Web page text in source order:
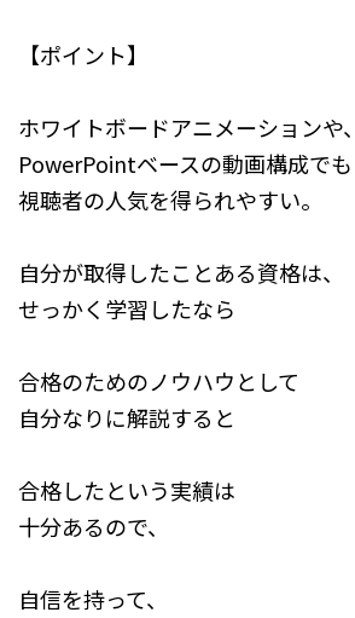
【ポイント】
ホワイトボードアニメーションや、
PowerPointベースの動画構成でも
視聴者の人気を得られやすい。
自分が取得したことある資格は、
せっかく学習したなら
合格のためのノウハウとして
自分なりに解説すると
合格したという実績は
十分あるので、
自信を持って、